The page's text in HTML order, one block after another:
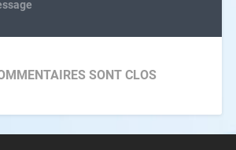
SONT CLOS